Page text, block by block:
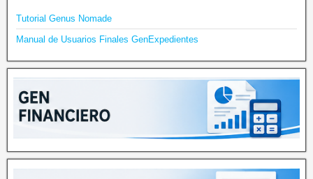
Tutorial Genus Nomade
Manual de Usuarios Finales GenExpedientes